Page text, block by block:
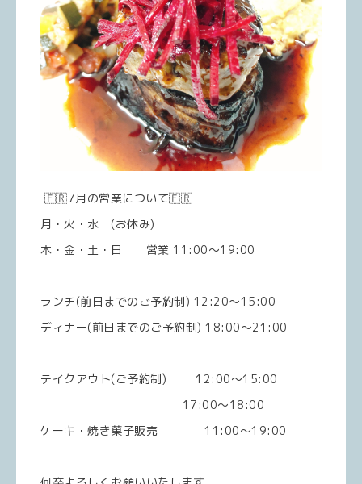
🇫🇷7月の営業について🇫🇷
月・火・水 (お休み)
木・金・土・日 営業 11:00〜19:00
ランチ(前日までのご予約制) 12:20〜15:00
ディナー(前日までのご予約制) 18:00〜21:00
テイクアウト(ご予約制) 12:00〜15:00
17:00〜18:00
ケーキ・焼き菓子販売 11:00〜19:00